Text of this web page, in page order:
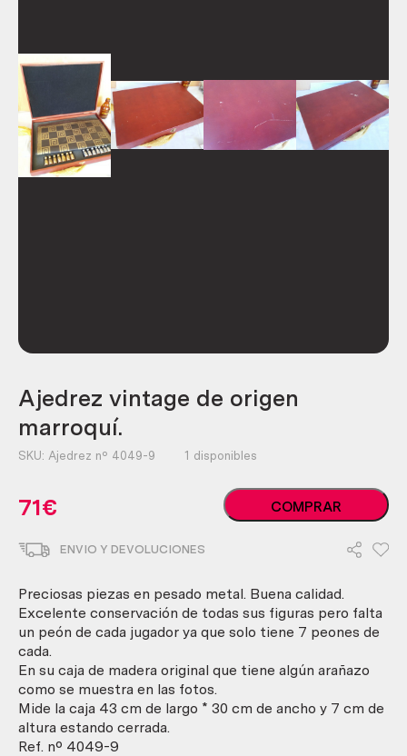
Ajedrez vintage de origen
marroquí.
SKU: Ajedrez nº 4049-9 1 disponibles
71€
Ajedrez
vintage
cantidad
COMPRAR
ENVIO Y DEVOLUCIONES
Preciosas piezas en pesado metal. Buena calidad.
Excelente conservación de todas sus figuras pero falta
un peón de cada jugador ya que solo tiene 7 peones de
cada.
En su caja de madera original que tiene algún arañazo
como se muestra en las fotos.
Mide la caja 43 cm de largo * 30 cm de ancho y 7 cm de
altura estando cerrada.
Ref. nº 4049-9